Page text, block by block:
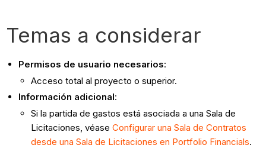
Temas a considerar
Permisos de usuario necesarios:
Acceso total al proyecto o superior.
Información adicional:
Si la partida de gastos está asociada a una Sala de
Licitaciones, véaseConfigurar una Sala de Contratos
desde una Sala de Licitaciones en Portfolio Financials.